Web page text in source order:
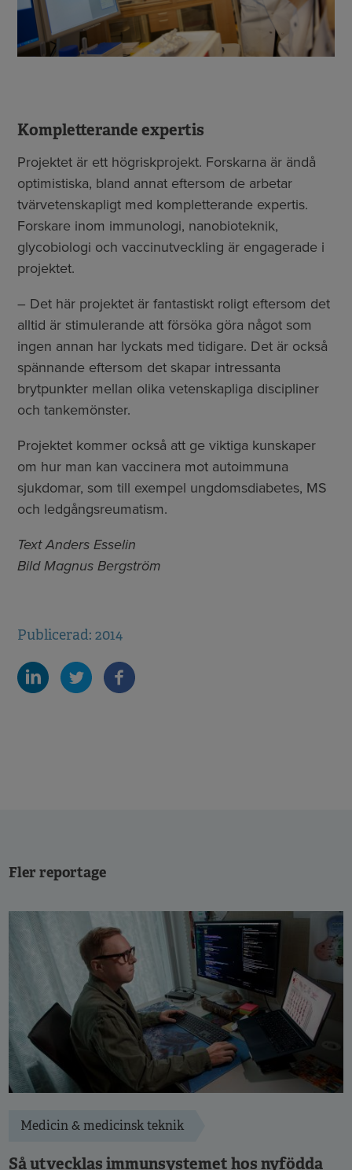
Kompletterande expertis
Projektet är ett högriskprojekt. Forskarna är ändå
optimistiska, bland annat eftersom de arbetar
tvärvetenskapligt med kompletterande expertis.
Forskare inom immunologi, nanobioteknik,
glycobiologi och vaccinutveckling är engagerade i
projektet.
– Det här projektet är fantastiskt roligt eftersom det
alltid är stimulerande att försöka göra något som
ingen annan har lyckats med tidigare. Det är också
spännande eftersom det skapar intressanta
brytpunkter mellan olika vetenskapliga discipliner
och tankemönster.
Projektet kommer också att ge viktiga kunskaper
om hur man kan vaccinera mot autoimmuna
sjukdomar, som till exempel ungdomsdiabetes, MS
och ledgångsreumatism.
Text Anders Esselin
Bild Magnus Bergström
Publicerad: 2014
Fler reportage
Medicin & medicinsk teknik
Så utvecklas immunsystemet hos nyfödda